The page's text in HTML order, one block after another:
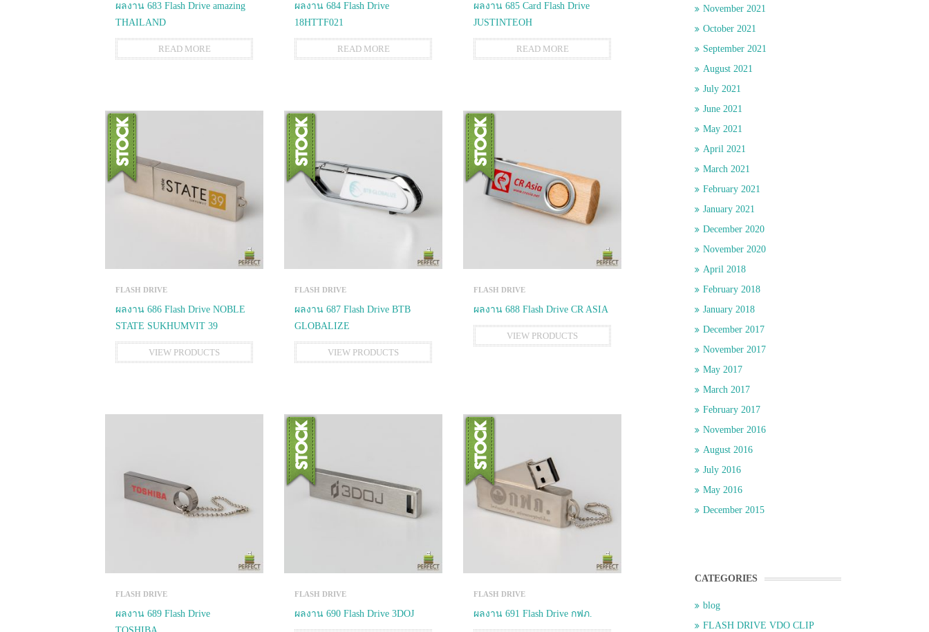
ผลงาน 683 Flash Drive amazing
THAILAND
READ MORE
ผลงาน 684 Flash Drive
18HTTF021
READ MORE
ผลงาน 685 Card Flash Drive
JUSTINTEOH
READ MORE
FLASH DRIVE
ผลงาน 686 Flash Drive NOBLE
STATE SUKHUMVIT 39
VIEW PRODUCTS
FLASH DRIVE
ผลงาน 687 Flash Drive BTB
GLOBALIZE
VIEW PRODUCTS
FLASH DRIVE
ผลงาน 688 Flash Drive CR ASIA
VIEW PRODUCTS
FLASH DRIVE
ผลงาน 689 Flash Drive
FLASH DRIVE
ผลงาน 690 Flash Drive 3DOJ
FLASH DRIVE
ผลงาน 691 Flash Drive กฟภ.
November 2021
October 2021
September 2021
August 2021
July 2021
June 2021
May 2021
April 2021
March 2021
February 2021
January 2021
December 2020
November 2020
April 2018
February 2018
January 2018
December 2017
November 2017
May 2017
March 2017
February 2017
November 2016
August 2016
July 2016
May 2016
December 2015
CATEGORIES
blog
FLASH DRIVE VDO CLIP